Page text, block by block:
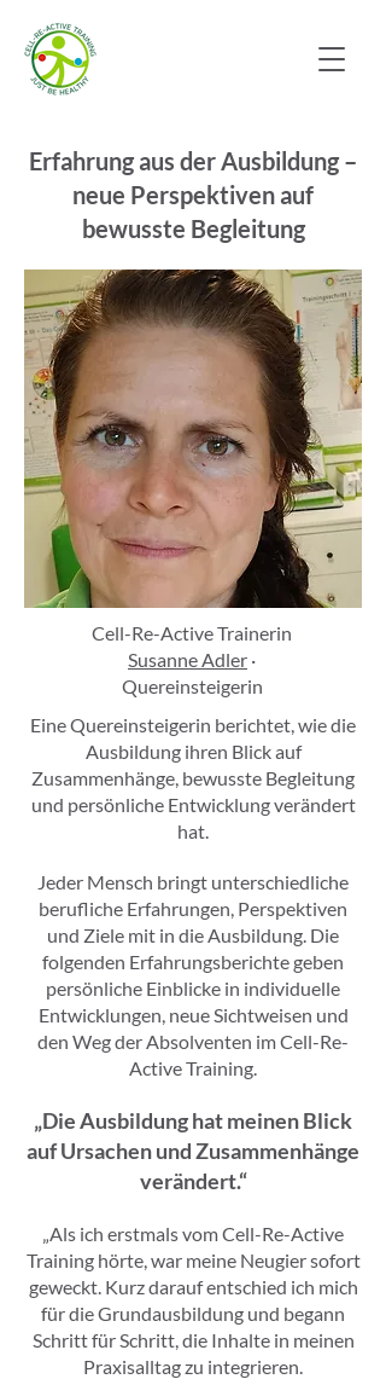
Erfahrung aus der Ausbildung –
neue Perspektiven auf
bewusste Begleitung
Cell-Re-Active Trainerin
Susanne Adler ·
Quereinsteigerin
Eine Quereinsteigerin berichtet, wie die
Ausbildung ihren Blick auf
Zusammenhänge, bewusste Begleitung
und persönliche Entwicklung verändert
hat.
Jeder Mensch bringt unterschiedliche
berufliche Erfahrungen, Perspektiven
und Ziele mit in die Ausbildung. Die
folgenden Erfahrungsberichte geben
persönliche Einblicke in individuelle
Entwicklungen, neue Sichtweisen und
den Weg der Absolventen im Cell-Re-
Active Training.
„Die Ausbildung hat meinen Blick
auf Ursachen und Zusammenhänge
verändert.“
„Als ich erstmals vom Cell-Re-Active
Training hörte, war meine Neugier sofort
geweckt. Kurz darauf entschied ich mich
für die Grundausbildung und begann
Schritt für Schritt, die Inhalte in meinen
Praxisalltag zu integrieren.